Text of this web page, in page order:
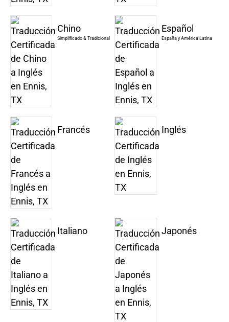
Chino
Simplificado & Tradicional
Español
España y América Latina
Francés Inglés
Italiano Japonés